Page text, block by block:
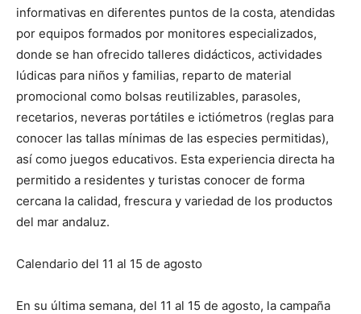
informativas en diferentes puntos de la costa, atendidas
por equipos formados por monitores especializados,
donde se han ofrecido talleres didácticos, actividades
lúdicas para niños y familias, reparto de material
promocional como bolsas reutilizables, parasoles,
recetarios, neveras portátiles e ictiómetros (reglas para
conocer las tallas mínimas de las especies permitidas),
así como juegos educativos. Esta experiencia directa ha
permitido a residentes y turistas conocer de forma
cercana la calidad, frescura y variedad de los productos
del mar andaluz.
Calendario del 11 al 15 de agosto
En su última semana, del 11 al 15 de agosto, la campaña